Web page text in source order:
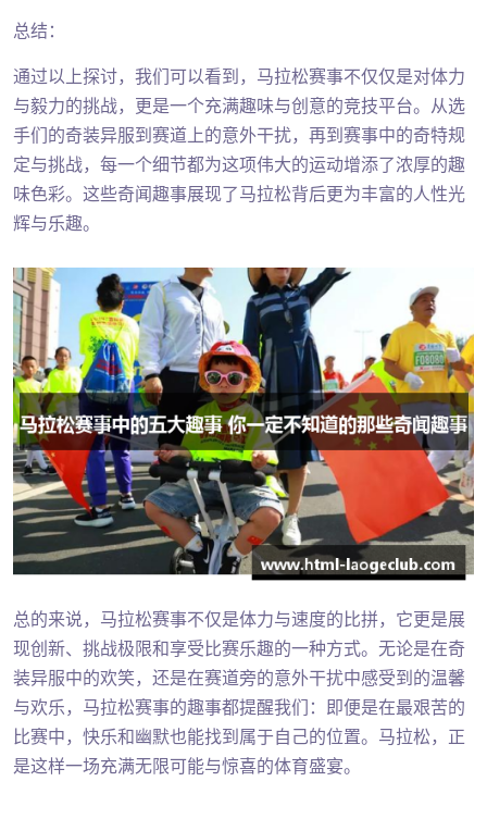
总结：
通过以上探讨，我们可以看到，马拉松赛事不仅仅是对体力
与毅力的挑战，更是一个充满趣味与创意的竞技平台。从选
手们的奇装异服到赛道上的意外干扰，再到赛事中的奇特规
定与挑战，每一个细节都为这项伟大的运动增添了浓厚的趣
味色彩。这些奇闻趣事展现了马拉松背后更为丰富的人性光
辉与乐趣。
总的来说，马拉松赛事不仅是体力与速度的比拼，它更是展
现创新、挑战极限和享受比赛乐趣的一种方式。无论是在奇
装异服中的欢笑，还是在赛道旁的意外干扰中感受到的温馨
与欢乐，马拉松赛事的趣事都提醒我们：即便是在最艰苦的
比赛中，快乐和幽默也能找到属于自己的位置。马拉松，正
是这样一场充满无限可能与惊喜的体育盛宴。